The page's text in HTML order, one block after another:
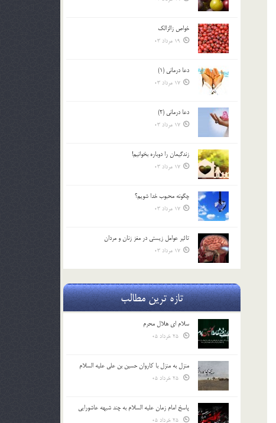
خواص زالزالک
19 مرداد 03
دعا درمانی (1)
17 مرداد 03
دعا درمانی (2)
17 مرداد 03
زندگيمان را دوباره بخوانيم!
17 مرداد 03
چگونه محبوب خدا شويم؟
17 مرداد 03
تاثیر عوامل زيستي در مغز زنان و مردان
17 مرداد 03
تازه ترین مطالب
سلام ای هلال محرم
منزل به منزل با کاروان حسین بن علی علیه السلام
پاسخ امام زمان علیه السلام به چند شبهه عاشورایی